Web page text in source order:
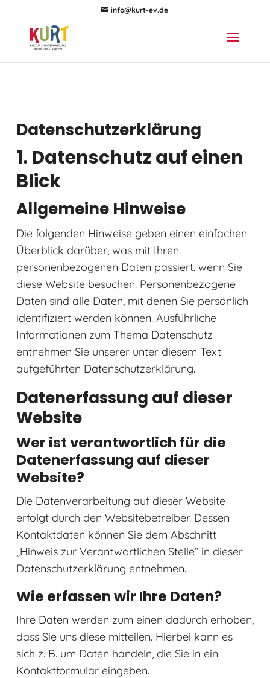
info@kurt-ev.de
Datenschutz­erklärung
1. Datenschutz auf einen
Blick
Allgemeine Hinweise
Die folgenden Hinweise geben einen einfachen
Überblick darüber, was mit Ihren
personenbezogenen Daten passiert, wenn Sie
diese Website besuchen. Personenbezogene
Daten sind alle Daten, mit denen Sie persönlich
identifiziert werden können. Ausführliche
Informationen zum Thema Datenschutz
entnehmen Sie unserer unter diesem Text
aufgeführten Datenschutzerklärung.
Datenerfassung auf dieser
Website
Wer ist verantwortlich für die
Datenerfassung auf dieser
Website?
Die Datenverarbeitung auf dieser Website
erfolgt durch den Websitebetreiber. Dessen
Kontaktdaten können Sie dem Abschnitt
„Hinweis zur Verantwortlichen Stelle“ in dieser
Datenschutzerklärung entnehmen.
Wie erfassen wir Ihre Daten?
Ihre Daten werden zum einen dadurch erhoben,
dass Sie uns diese mitteilen. Hierbei kann es
sich z. B. um Daten handeln, die Sie in ein
Kontaktformular eingeben.